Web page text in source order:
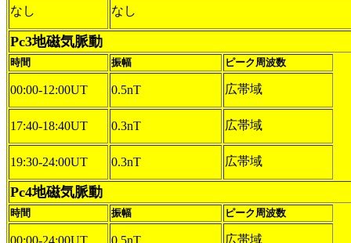
なし なし
Pc3地磁気脈動
時間 振幅 ピーク周波数
00:00-12:00UT 0.5nT 広帯域
17:40-18:40UT 0.3nT 広帯域
19:30-24:00UT 0.3nT 広帯域
Pc4地磁気脈動
時間 振幅 ピーク周波数
00:00-24:00UT 0.5nT 広帯域